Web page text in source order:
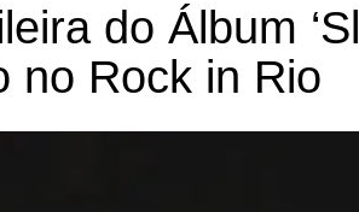
Alternative Metal
Metal Progressivo
Doom Metal
Grindcore
do Álbum
no Rock in Rio